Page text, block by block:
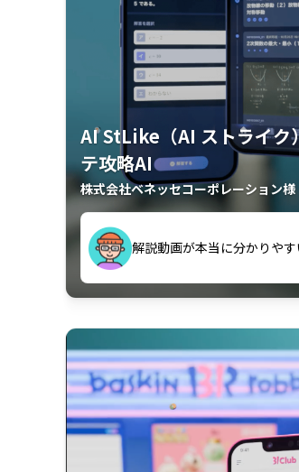
AI StLike（AI ストライク
テ攻略AI
株式会社ベネッセコーポレーション様
古文漢文を主に使わせていた
が、復習するのに非常に役立
解説動画が本当に分かりやす